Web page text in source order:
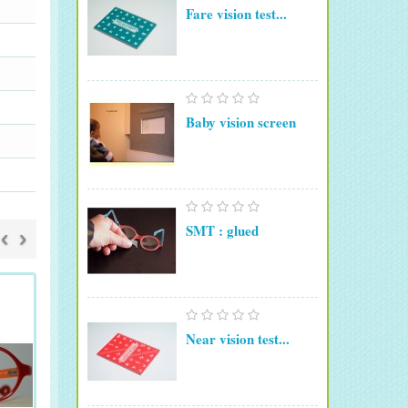
‹ ›
Fare vision test...
Baby vision screen
SMT : glued
Near vision test...